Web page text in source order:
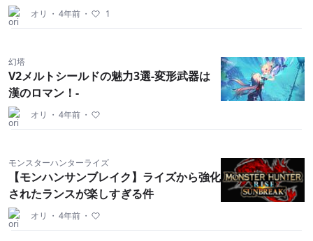
オリ ・ 4年前 ・ 1
幻塔
V2メルトシールドの魅力3選-変形武器は
漢のロマン！-
オリ ・ 4年前 ・
モンスターハンターライズ
【モンハンサンブレイク】ライズから強化
されたランスが楽しすぎる件
オリ ・ 4年前 ・